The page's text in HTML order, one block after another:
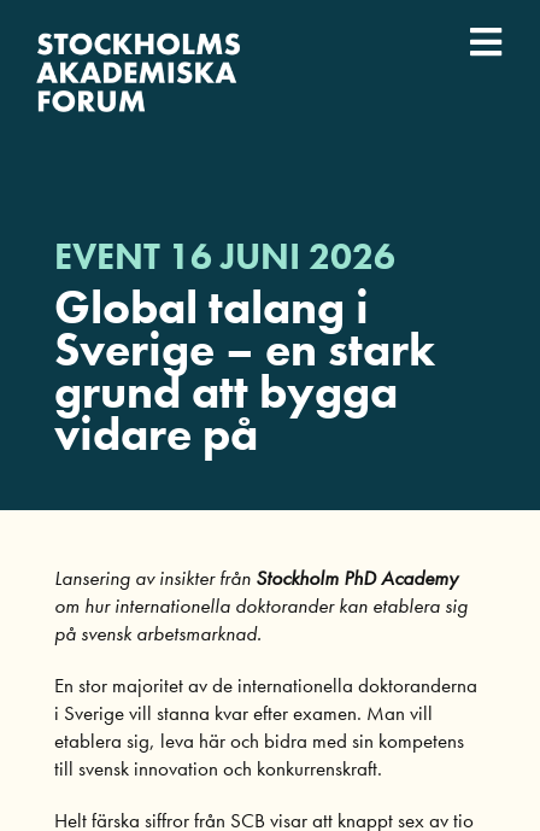
innehållet
Event
Vilka vi är
Lärosäten
EVENT 16 JUNI 2026
Global talang i
Sverige – en stark
grund att bygga
vidare på
Lansering av insikter från Stockholm PhD Academy
om hur internationella doktorander kan etablera sig
på svensk arbetsmarknad.
En stor majoritet av de internationella doktoranderna
i Sverige vill stanna kvar efter examen. Man vill
etablera sig, leva här och bidra med sin kompetens
till svensk innovation och konkurrenskraft.
Helt färska siffror från SCB visar att knappt sex av tio